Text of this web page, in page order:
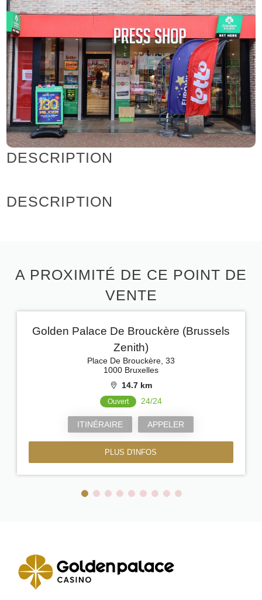
DESCRIPTION
DESCRIPTION
A PROXIMITÉ DE CE POINT DE
VENTE
Golden Palace De Brouckère (Brussels
Zenith)
Place De Brouckère, 33
1000 Bruxelles
14.7 km
Ouvert 24/24
ITINÉRAIRE APPELER
PLUS D'INFOS